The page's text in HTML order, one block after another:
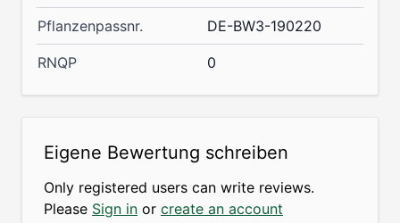
Pflanzenpassnr. DE-BW3-190220
RNQP 0
Eigene Bewertung schreiben
Only registered users can write reviews.
Please Sign in or create an account